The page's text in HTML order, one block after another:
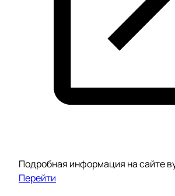
Подробная информация на сайте
Перейти